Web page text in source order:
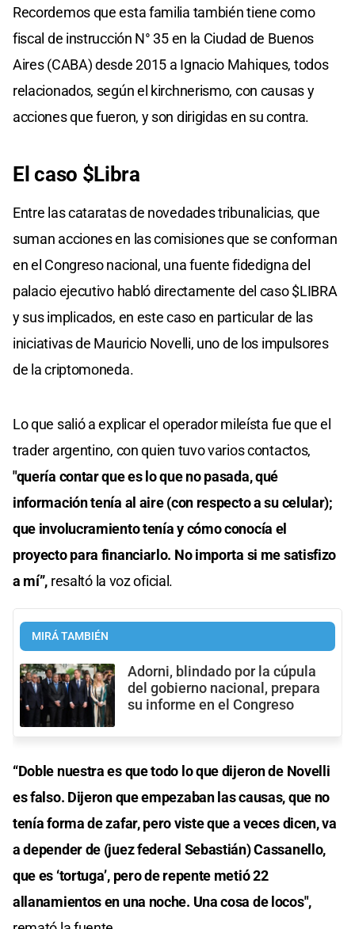
Recordemos que esta familia también tiene como
fiscal de instrucción N° 35 en la Ciudad de Buenos
Aires (CABA) desde 2015 a Ignacio Mahiques, todos
relacionados, según el kirchnerismo, con causas y
acciones que fueron, y son dirigidas en su contra.
El caso $Libra
Entre las cataratas de novedades tribunalicias, que
suman acciones en las comisiones que se conforman
en el Congreso nacional, una fuente fidedigna del
palacio ejecutivo habló directamente del caso $LIBRA
y sus implicados, en este caso en particular de las
iniciativas de Mauricio Novelli, uno de los impulsores
de la criptomoneda.
Lo que salió a explicar el operador mileísta fue que el
trader argentino, con quien tuvo varios contactos,
"quería contar que es lo que no pasada, qué
información tenía al aire (con respecto a su celular);
que involucramiento tenía y cómo conocía el
proyecto para financiarlo. No importa si me satisfizo
a mí”, resaltó la voz oficial.
MIRÁ TAMBIÉN
Adorni, blindado por la cúpula
del gobierno nacional, prepara
su informe en el Congreso
“Doble nuestra es que todo lo que dijeron de Novelli
es falso. Dijeron que empezaban las causas, que no
tenía forma de zafar, pero viste que a veces dicen, va
a depender de (juez federal Sebastián) Cassanello,
que es ‘tortuga’, pero de repente metió 22
allanamientos en una noche. Una cosa de locos",